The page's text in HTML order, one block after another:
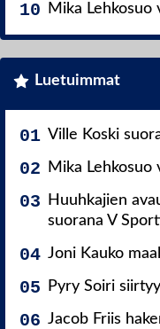
Mika Lehkosuo
Luetuimmat
Ville Koski
Mika Lehkosuo
Huuhkajien
suorana V
Joni Kauko
Pyry Soiri
Jacob Friis